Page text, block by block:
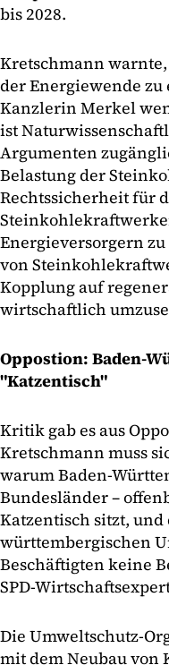
bis 2028.
Kretschmann
der Energiewende
Kanzlerin Merkel
ist
Argumenten
Belastung der
Rechtssicherheit für
Energieversorgern
von
Kopplung auf
wirtschaftlich
Oppostion: Baden-
"Katzentisch"
Kritik gab es aus
Kretschmann muss
warum Baden-
Bundesländer –
Katzentisch sitzt,
württembergischen
Beschäftigten keine
SPD-
Die Umweltschutz-
mit dem Neubau